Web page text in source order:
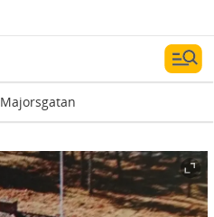
Majorsgatan